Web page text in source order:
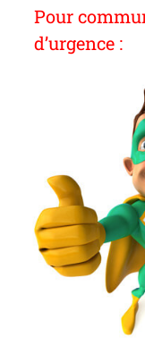
Pour
d’urgence :